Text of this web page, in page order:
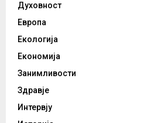
Духовност
Европа
Екологија
Економија
Занимливости
Здравје
Интервју